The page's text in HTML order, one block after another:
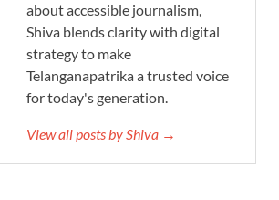
about accessible journalism,
Shiva blends clarity with digital
strategy to make
Telanganapatrika a trusted voice
for today's generation.
View all posts by Shiva →